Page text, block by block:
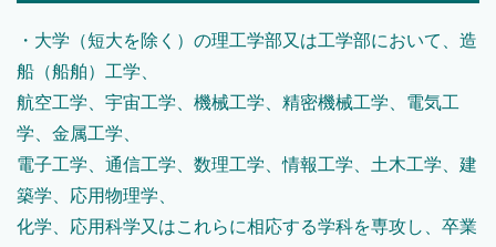
・大学（短大を除く）の理工学部又は工学部において、造
船（船舶）工学、
航空工学、宇宙工学、機械工学、精密機械工学、電気工
学、金属工学、
電子工学、通信工学、数理工学、情報工学、土木工学、建
築学、応用物理学、
化学、応用科学又はこれらに相応する学科を専攻し、卒業